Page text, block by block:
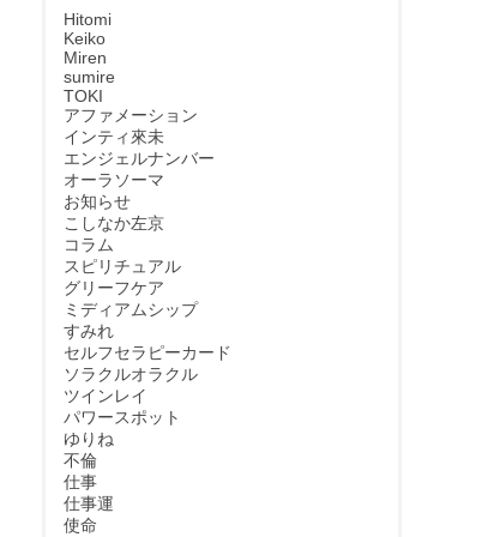
Hitomi
Keiko
Miren
sumire
TOKI
アファメーション
インティ來未
エンジェルナンバー
オーラソーマ
お知らせ
こしなか左京
コラム
スピリチュアル
グリーフケア
ミディアムシップ
すみれ
セルフセラピーカード
ソラクルオラクル
ツインレイ
パワースポット
ゆりね
不倫
仕事
仕事運
使命